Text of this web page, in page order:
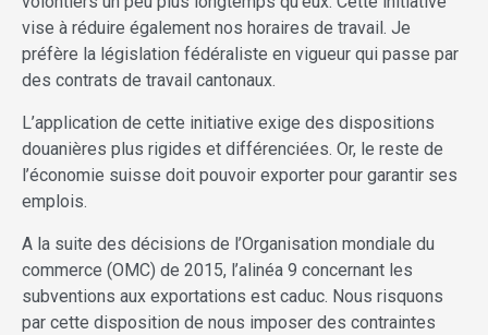
vise à réduire également nos horaires de travail. Je
préfère la législation fédéraliste en vigueur qui passe par
des contrats de travail cantonaux.
L’application de cette initiative exige des dispositions
douanières plus rigides et différenciées. Or, le reste de
l’économie suisse doit pouvoir exporter pour garantir ses
emplois.
A la suite des décisions de l’Organisation mondiale du
commerce (OMC) de 2015, l’alinéa 9 concernant les
subventions aux exportations est caduc. Nous risquons
par cette disposition de nous imposer des contraintes